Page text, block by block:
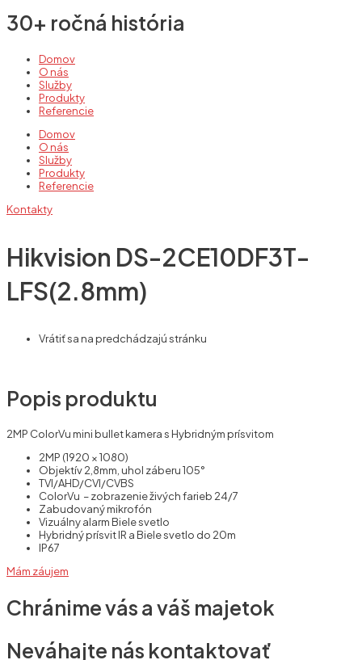
30+ ročná história
Domov
O nás
Služby
Produkty
Referencie
Domov
O nás
Služby
Produkty
Referencie
Kontakty
Hikvision DS-2CE10DF3T-
LFS(2.8mm)
Vrátiť sa na predchádzajú stránku
Popis produktu
2MP ColorVu mini bullet kamera s Hybridným prísvitom
2MP (1920 × 1080)
Objektív 2,8mm, uhol záberu 105°
TVI/AHD/CVI/CVBS
ColorVu – zobrazenie živých farieb 24/7
Zabudovaný mikrofón
Vizuálny alarm Biele svetlo
Hybridný prísvit IR a Biele svetlo do 20m
IP67
Mám záujem
Chránime vás a váš majetok
Neváhajte nás kontaktovať